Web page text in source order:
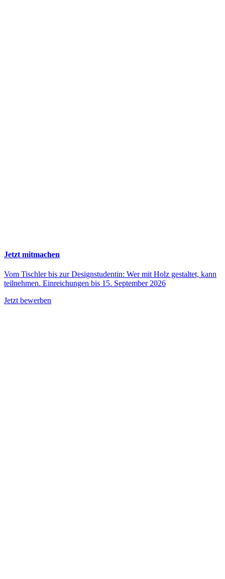
Jetzt mitmachen
Vom Tischler bis zur Designstudentin: Wer mit Holz gestaltet, kann
teilnehmen. Einreichungen bis 15. September 2026
Jetzt bewerben